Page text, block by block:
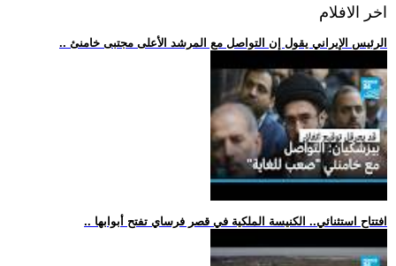
اخر الافلام
.. الرئيس الإيراني يقول إن التواصل مع المرشد الأعلى مجتبى خامنئ
.. افتتاح استثنائي.. الكنيسة الملكية في قصر فرساي تفتح أبوابها